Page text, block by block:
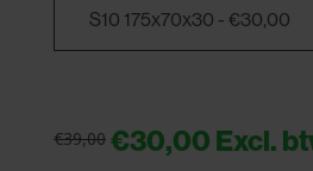
€39,00 €30,00 Excl.